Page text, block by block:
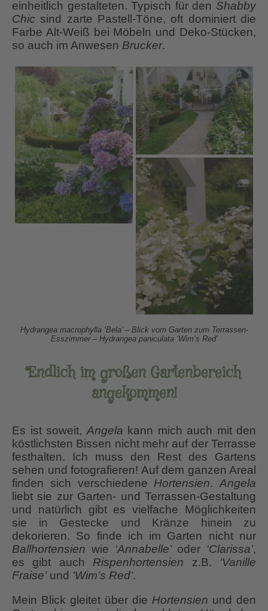
einheitlich gestalteten. Typisch für den Shabby
Chic sind zarte Pastell-Töne, oft dominiert die
Farbe Alt-Weiß bei Möbeln und Deko-Stücken,
so auch im Anwesen Brucker.
Hydrangea macrophylla ‘Bela’ – Blick vom Garten zum Terrassen-
Esszimmer – Hydrangea paniculata ‘Wim’s Red’
Endlich im großen Gartenbereich
angekommen!
Es ist soweit, Angela kann mich auch mit den
köstlichsten Bissen nicht mehr auf der Terrasse
festhalten. Ich muss den Rest des Gartens
sehen und fotografieren! Auf dem ganzen Areal
finden sich verschiedene Hortensien. Angela
liebt sie zur Garten- und Terrassen-Gestaltung
und natürlich gibt es vielfache Möglichkeiten
sie in Gestecke und Kränze hinein zu
dekorieren. So finde ich im Garten nicht nur
Ballhortensien wie ‘Annabelle’oder ‘Clarissa’,
es gibt auch Rispenhortensien z.B. ‘Vanille
Fraise’und ‘Wim’s Red’.
Mein Blick gleitet über die Hortensien und den